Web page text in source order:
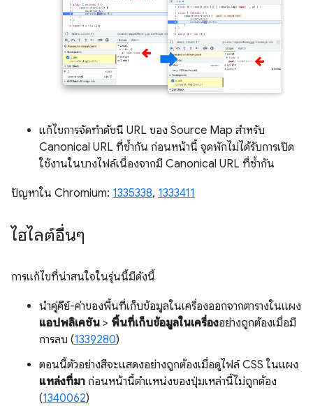
แก้ไขการจัดทำดัชนี URL ของ Source Map สำหรับ
Canonical URL ที่ซ้ำกัน ก่อนหน้านี้ จุดพักไม่ได้รับการเปิด
ใช้งานในบางไฟล์เนื่องจากมี Canonical URL ที่ซ้ำกัน
ปัญหาใน Chromium: 1335338, 1333411
ไฮไลต์อื่นๆ
การแก้ไขที่น่าสนใจในรุ่นนี้มีดังนี้
นำคู่คีย์-ค่าของพื้นที่เก็บข้อมูลในเครื่องออกจากตารางในแผง
แอปพลิเคชัน > พื้นที่เก็บข้อมูลในเครื่องอย่างถูกต้องเมื่อมี
การลบ (1339280)
ตอนนี้ตัวอย่างสีจะแสดงอย่างถูกต้องเมื่อดูไฟล์ CSS ในแผง
แหล่งที่มา ก่อนหน้านี้ตำแหน่งของปุ่มเหล่านี้ไม่ถูกต้อง
(1340062)